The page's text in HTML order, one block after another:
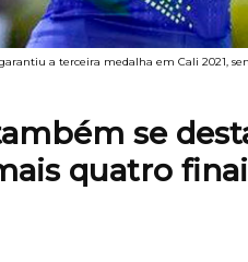
a terceira medalha em Cali 2021,
se
quatro